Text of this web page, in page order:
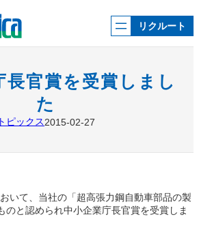
リクルート
長官賞を受賞しまし
た
トピックス2015-02-27
いて、当社の「超高張力鋼自動車部品の製
のと認められ中小企業庁長官賞を受賞しま